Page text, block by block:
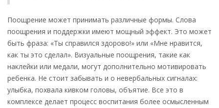
Поощрение может принимать различные формы. Слова
поощрения и поддержки имеют мощный эффект. Это может
быть фраза: «Ты справился здорово!» или «Мне нравится,
как ты это сделал». Визуальные поощрения, такие как
наклейки или медали, могут дополнительно мотивировать
ребенка. Не стоит забывать и о невербальных сигналах:
улыбка, похвала кивком головы, объятие. Все это в
комплексе делает процесс воспитания более осмысленным